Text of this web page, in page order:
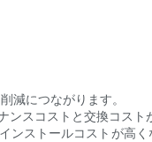
減につながります。
ンスコストと交換コスト
ストールコストが高